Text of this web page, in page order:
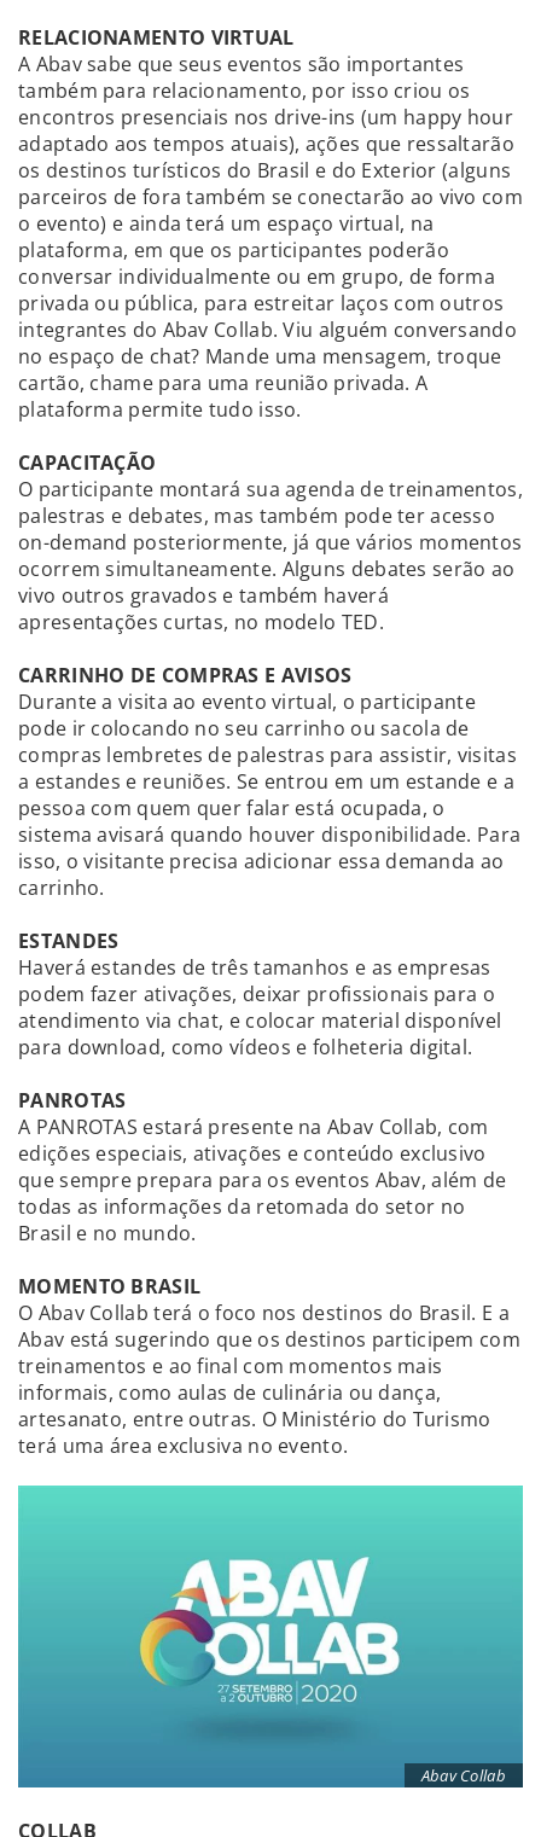
RELACIONAMENTO VIRTUAL
A Abav sabe que seus eventos são importantes
também para relacionamento, por isso criou os
encontros presenciais nos drive-ins (um happy hour
adaptado aos tempos atuais), ações que ressaltarão
os destinos turísticos do Brasil e do Exterior (alguns
parceiros de fora também se conectarão ao vivo com
o evento) e ainda terá um espaço virtual, na
plataforma, em que os participantes poderão
conversar individualmente ou em grupo, de forma
privada ou pública, para estreitar laços com outros
integrantes do Abav Collab. Viu alguém conversando
no espaço de chat? Mande uma mensagem, troque
cartão, chame para uma reunião privada. A
plataforma permite tudo isso.
CAPACITAÇÃO
O participante montará sua agenda de treinamentos,
palestras e debates, mas também pode ter acesso
on-demand posteriormente, já que vários momentos
ocorrem simultaneamente. Alguns debates serão ao
vivo outros gravados e também haverá
apresentações curtas, no modelo TED.
CARRINHO DE COMPRAS E AVISOS
Durante a visita ao evento virtual, o participante
pode ir colocando no seu carrinho ou sacola de
compras lembretes de palestras para assistir, visitas
a estandes e reuniões. Se entrou em um estande e a
pessoa com quem quer falar está ocupada, o
sistema avisará quando houver disponibilidade. Para
isso, o visitante precisa adicionar essa demanda ao
carrinho.
ESTANDES
Haverá estandes de três tamanhos e as empresas
podem fazer ativações, deixar profissionais para o
atendimento via chat, e colocar material disponível
para download, como vídeos e folheteria digital.
PANROTAS
A PANROTAS estará presente na Abav Collab, com
edições especiais, ativações e conteúdo exclusivo
que sempre prepara para os eventos Abav, além de
todas as informações da retomada do setor no
Brasil e no mundo.
MOMENTO BRASIL
O Abav Collab terá o foco nos destinos do Brasil. E a
Abav está sugerindo que os destinos participem com
treinamentos e ao final com momentos mais
informais, como aulas de culinária ou dança,
artesanato, entre outras. O Ministério do Turismo
terá uma área exclusiva no evento.
Abav Collab
COLLAB